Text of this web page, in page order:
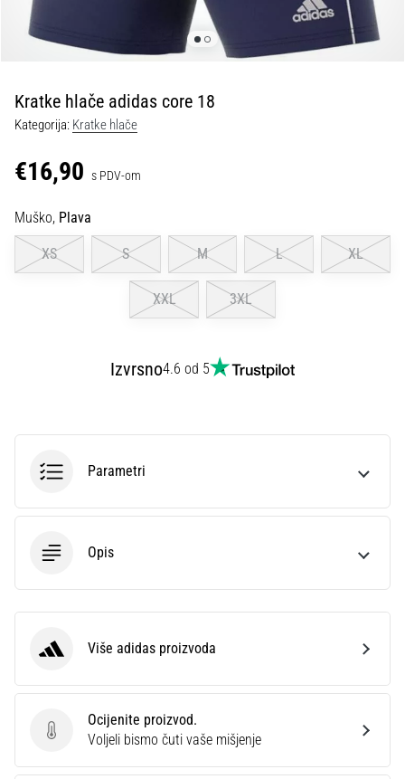
tisak
obradu
1. 7. 2025
•
1 min. čitanja
Play
for
More
Victories
službenim
dresovima
Nike,
dio
utakmice,
Prikaži
Kratke hlače adidas core 18
Kategorija: Kratke hlače
€16,90 s PDV-om
Muško, Plava
XS S M L XL
XXL 3XL
Izvrsno4.6 od 5
Parametri
Opis
Ocijenite proizvod.
Ocijenite proizvod.
Voljeli bismo čuti vaše mišjenje
adidas Više adidas proizvoda